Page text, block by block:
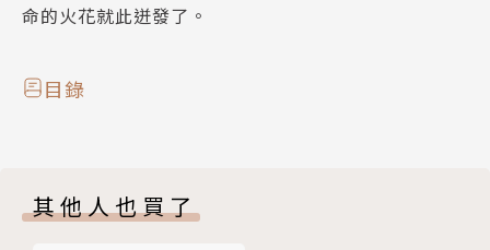
命的火花就此迸發了。
目錄
其他人也買了